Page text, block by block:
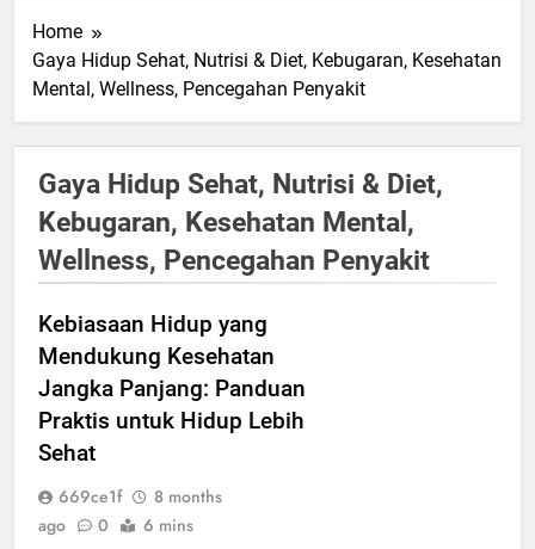
Home
Gaya Hidup Sehat, Nutrisi & Diet, Kebugaran, Kesehatan
Mental, Wellness, Pencegahan Penyakit
Gaya Hidup Sehat, Nutrisi & Diet,
Kebugaran, Kesehatan Mental,
Wellness, Pencegahan Penyakit
Kebiasaan Hidup yang
Mendukung Kesehatan
Jangka Panjang: Panduan
Praktis untuk Hidup Lebih
Sehat
669ce1f
8 months
ago
0 6 mins